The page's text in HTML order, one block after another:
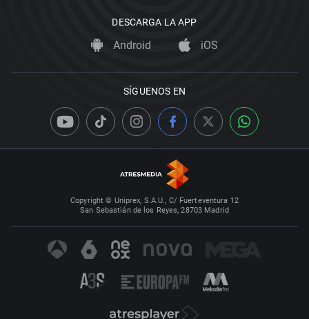
DESCARGA LA APP
Android iOS
SÍGUENOS EN
Copyright © Uniprex, S.A.U., C/ Fuerteventura 12
San Sebastián de los Reyes, 28703 Madrid